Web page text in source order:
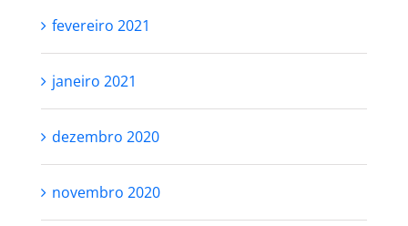
fevereiro 2021
janeiro 2021
dezembro 2020
novembro 2020